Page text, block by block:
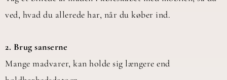
ved, hvad du allerede har, når du køber ind.
2. Brug sanserne
Mange madvarer, kan holde sig længere end